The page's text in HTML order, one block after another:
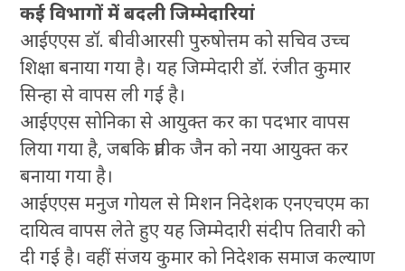
कई विभागों में बदली जिम्मेदारियां
आईएएस डॉ. बीवीआरसी पुरुषोत्तम को सचिव उच्च
शिक्षा बनाया गया है। यह जिम्मेदारी डॉ. रंजीत कुमार
सिन्हा से वापस ली गई है।
आईएएस सोनिका से आयुक्त कर का पदभार वापस
लिया गया है, जबकि प्रतीक जैन को नया आयुक्त कर
बनाया गया है।
आईएएस मनुज गोयल से मिशन निदेशक एनएचएम का
दायित्व वापस लेते हुए यह जिम्मेदारी संदीप तिवारी को
दी गई है। वहीं संजय कुमार को निदेशक समाज कल्याण